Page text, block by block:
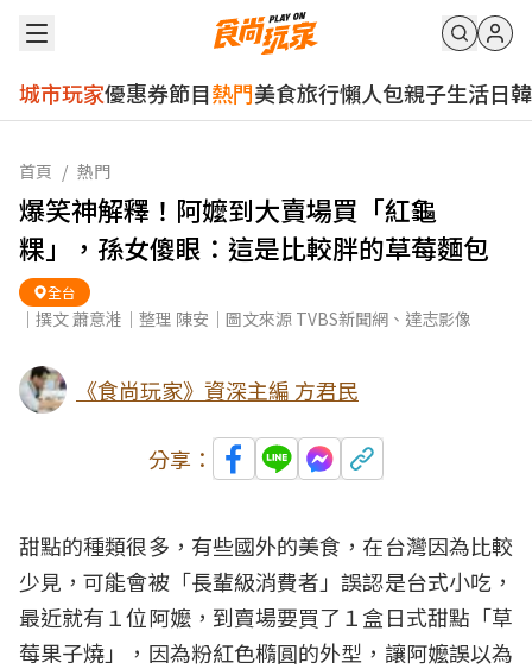
城市玩家優惠券節目熱門美食旅行懶人包親子生活日韓
首頁 / 熱門
爆笑神解釋！阿嬤到大賣場買「紅龜
粿」，孫女傻眼：這是比較胖的草莓麵包
全台
｜撰文 蕭意溎｜整理 陳安｜圖文來源 TVBS新聞網、達志影像
《食尚玩家》資深主編 方君民
分享：
甜點的種類很多，有些國外的美食，在台灣因為比較
少見，可能會被「長輩級消費者」誤認是台式小吃，
最近就有１位阿嬤，到賣場要買了１盒日式甜點「草
莓果子燒」，因為粉紅色橢圓的外型，讓阿嬤誤以為